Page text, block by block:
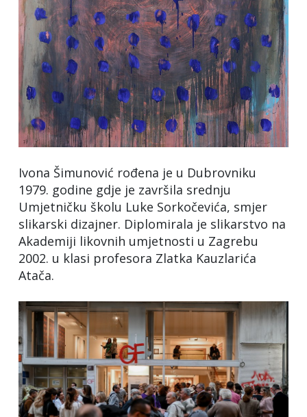
Ivona Šimunović rođena je u Dubrovniku
1979. godine gdje je završila srednju
Umjetničku školu Luke Sorkočevića, smjer
slikarski dizajner. Diplomirala je slikarstvo na
Akademiji likovnih umjetnosti u Zagrebu
2002. u klasi profesora Zlatka Kauzlarića
Atača.